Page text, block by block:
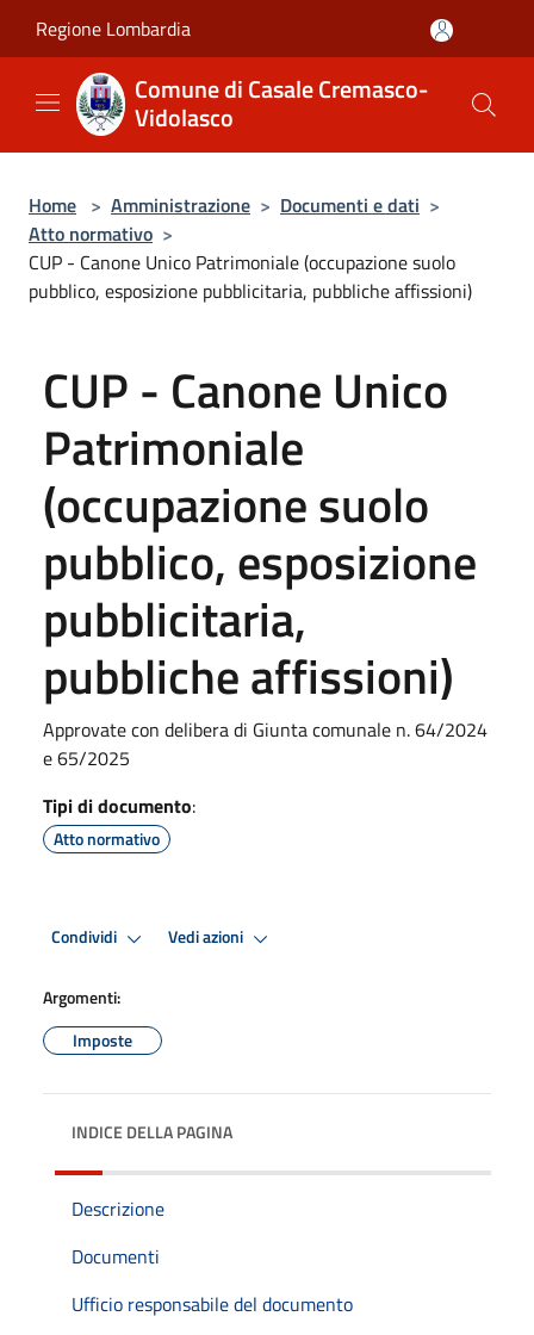
Regione Lombardia
Comune di Casale Cremasco-
Vidolasco
Home > Amministrazione > Documenti e dati >
Atto normativo >
CUP - Canone Unico Patrimoniale (occupazione suolo
pubblico, esposizione pubblicitaria, pubbliche affissioni)
CUP - Canone Unico
Patrimoniale
(occupazione suolo
pubblico, esposizione
pubblicitaria,
pubbliche affissioni)
Approvate con delibera di Giunta comunale n. 64/2024
e 65/2025
Tipi di documento:
Atto normativo
Condividi Vedi azioni
Argomenti:
Imposte
INDICE DELLA PAGINA
Descrizione
Documenti
Ufficio responsabile del documento